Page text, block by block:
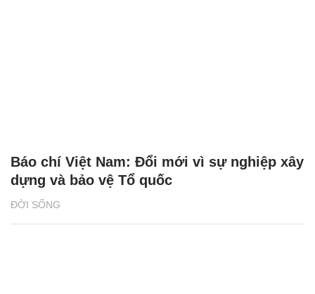
ĐỜI SỐNG
Báo chí Việt Nam: Đổi mới vì sự nghiệp xây
dựng và bảo vệ Tổ quốc